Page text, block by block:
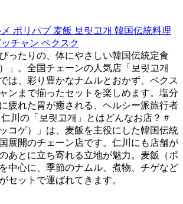
ポリパプ 麦飯 보릿고개 韓国伝統料理
チャン ペクスク
ったりの、体にやさしい韓国伝統定食
」。全国チェーンの人気店「보릿고개
は、彩り豊かなナムルとおかず、ペクス
ンまで揃ったセットを楽しめます。塩分
疲れた胃が癒される、ヘルシー派旅行者
川の「보릿고개」とはどんなお店？ #
コゲ）」は、麦飯を主役にした韓国伝統
展開のチェーン店です。仁川にも店舗が
あとに立ち寄れる立地が魅力。麦飯（ポ
中心に、季節のナムル、煮物、チゲなど
セットで運ばれてきます。